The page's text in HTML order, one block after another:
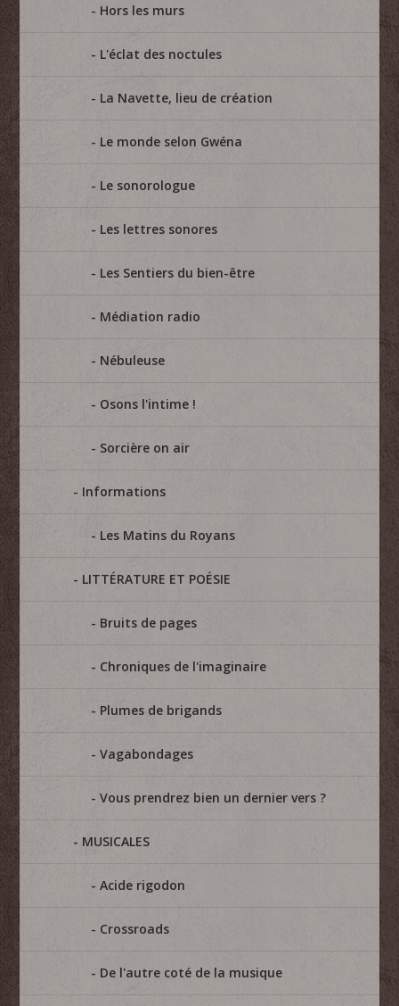
Hors les murs
L'éclat des noctules
La Navette, lieu de création
Le monde selon Gwéna
Le sonorologue
Les lettres sonores
Les Sentiers du bien-être
Médiation radio
Nébuleuse
Osons l'intime !
Sorcière on air
Informations
Les Matins du Royans
LITTÉRATURE ET POÉSIE
Bruits de pages
Chroniques de l'imaginaire
Plumes de brigands
Vagabondages
Vous prendrez bien un dernier vers ?
MUSICALES
Acide rigodon
Crossroads
De l'autre coté de la musique